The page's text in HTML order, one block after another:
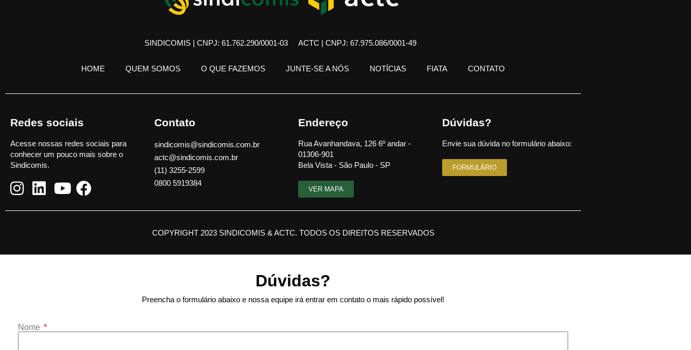
SINDICOMIS | CNPJ: 61.762.290/0001-03 ACTC | CNPJ: 67.975.086/0001-49
HOME QUEM SOMOS O QUE FAZEMOS JUNTE-SE A NÓS NOTÍCIAS FIATA CONTATO
Redes sociais
Acesse nossas redes sociais para
conhecer um pouco mais sobre o
Sindicomis.
Contato
sindicomis@sindicomis.com.br
actc@sindicomis.com.br
(11) 3255-2599
0800 5919384
Endereço
Rua Avanhandava, 126 6º andar -
01306-901
Bela Vista - São Paulo - SP
VER MAPA
Dúvidas?
Envie sua dúvida no formulário abaixo:
FORMULÁRIO
COPYRIGHT 2023 SINDICOMIS & ACTC. TODOS OS DIREITOS RESERVADOS
Dúvidas?
Preencha o formulário abaixo e nossa equipe irá entrar em contato o mais rápido possível!
Nome